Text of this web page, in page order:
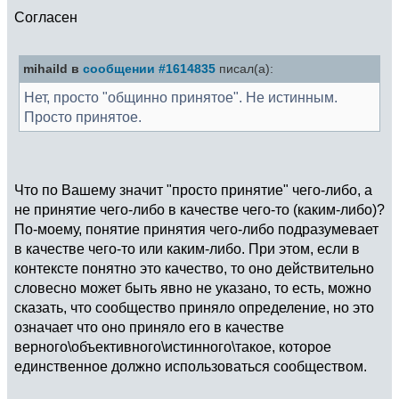
Согласен
mihaild в сообщении #1614835 писал(а):
Нет, просто "общинно принятое". Не истинным.
Просто принятое.
Что по Вашему значит "просто принятие" чего-либо, а
не принятие чего-либо в качестве чего-то (каким-либо)?
По-моему, понятие принятия чего-либо подразумевает
в качестве чего-то или каким-либо. При этом, если в
контексте понятно это качество, то оно действительно
словесно может быть явно не указано, то есть, можно
сказать, что сообщество приняло определение, но это
означает что оно приняло его в качестве
верного\объективного\истинного\такое, которое
единственное должно использоваться сообществом.